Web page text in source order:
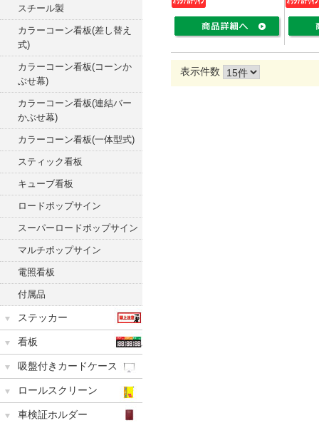
表示件数
スチール製
カラーコーン看板(差し替え
式)
カラーコーン看板(コーンか
ぶせ幕)
カラーコーン看板(連結バー
かぶせ幕)
カラーコーン看板(一体型式)
スティック看板
キューブ看板
ロードポップサイン
スーパーロードポップサイン
マルチポップサイン
電照看板
付属品
ステッカー
看板
吸盤付きカードケース
ロールスクリーン
車検証ホルダー